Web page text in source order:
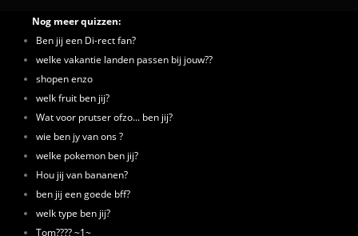
Nog meer quizzen:
Ben jij een Di-rect fan?
welke vakantie landen passen bij jouw??
shopen enzo
welk fruit ben jij?
Wat voor prutser ofzo... ben jij?
wie ben jy van ons ?
welke pokemon ben jij?
Hou jij van bananen?
ben jij een goede bff?
welk type ben jij?
Tom???? ~1~